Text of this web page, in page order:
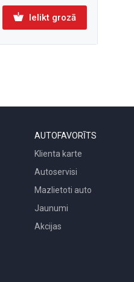
Ielikt grozā
AUTOFAVORĪTS
Klienta karte
Autoservisi
Mazlietoti auto
Jaunumi
Akcijas